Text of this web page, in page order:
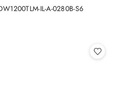
IL-A-0280B-S6